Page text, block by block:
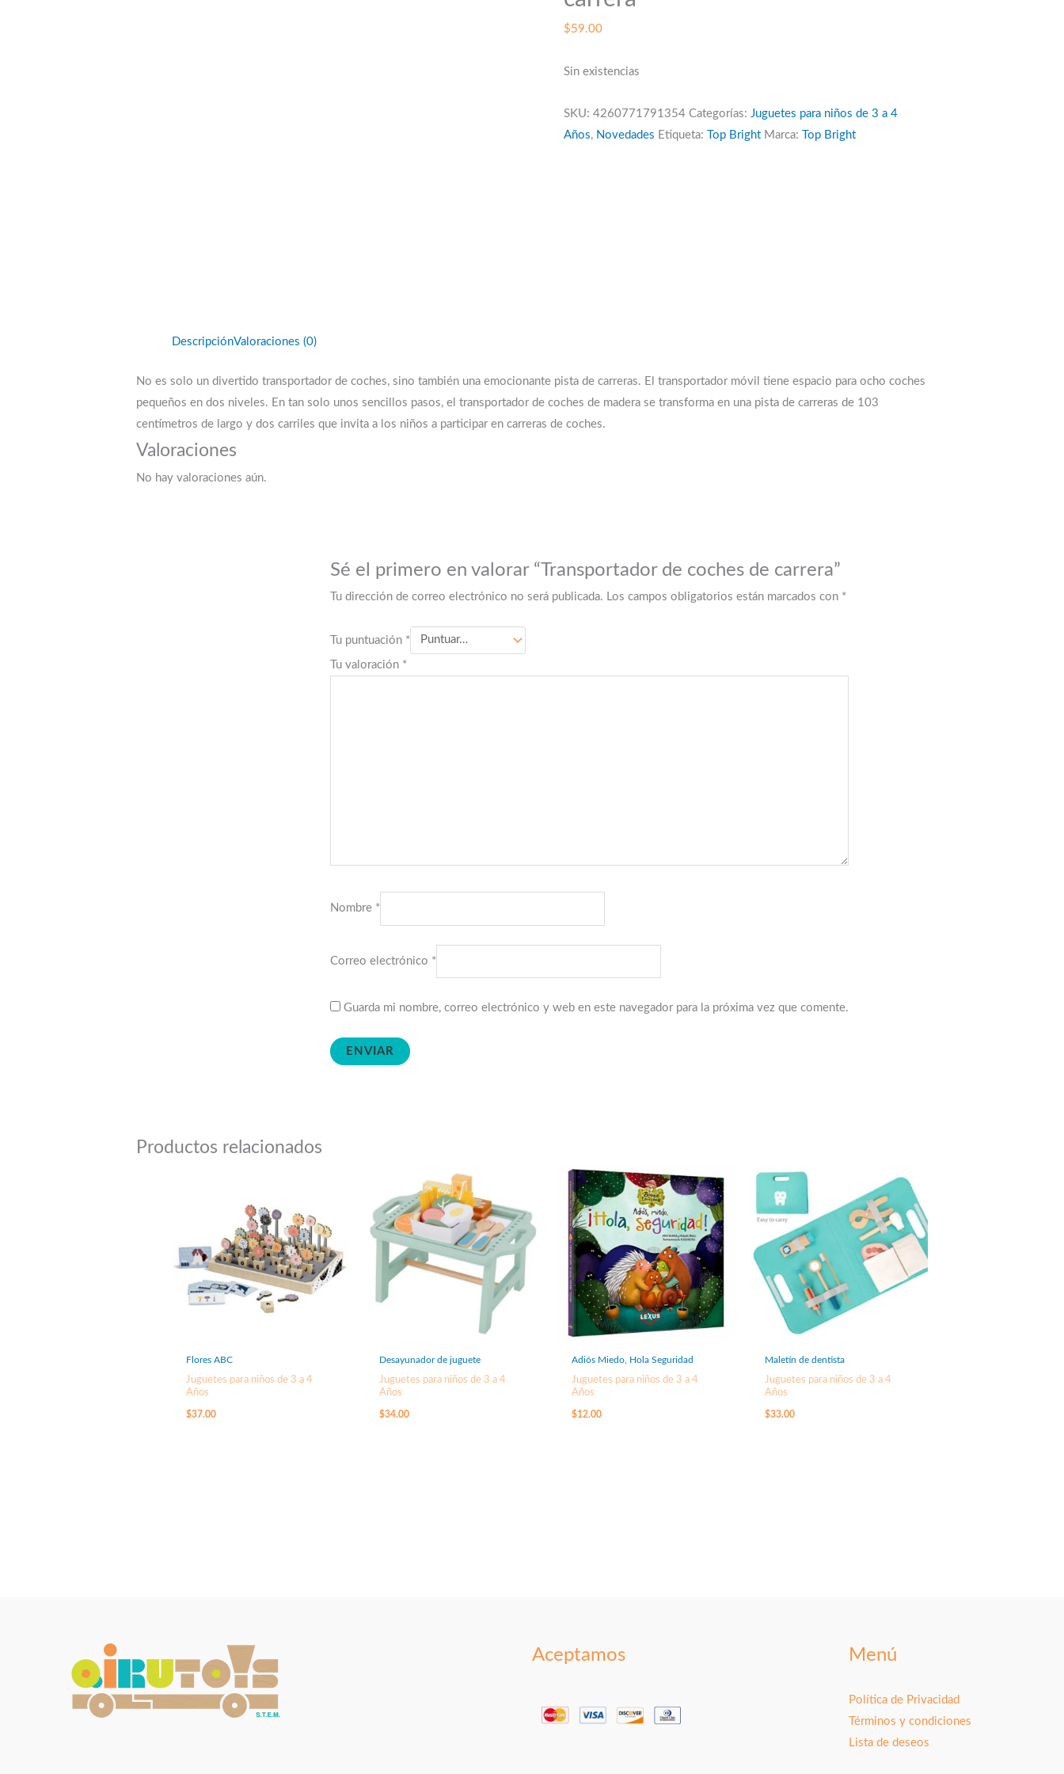
$59.00
Sin existencias
SKU: 4260771791354 Categorías: Juguetes para niños de 3 a 4
Años, Novedades Etiqueta: Top Bright Marca: Top Bright
DescripciónValoraciones (0)
No es solo un divertido transportador de coches, sino también una emocionante pista de carreras. El transportador móvil tiene espacio para ocho coches
pequeños en dos niveles. En tan solo unos sencillos pasos, el transportador de coches de madera se transforma en una pista de carreras de 103
centímetros de largo y dos carriles que invita a los niños a participar en carreras de coches.
Valoraciones
No hay valoraciones aún.
Sé el primero en valorar “Transportador de coches de carrera”
Tu dirección de correo electrónico no será publicada. Los campos obligatorios están marcados con *
Tu puntuación *
Tu valoración *
Nombre *
Correo electrónico *
Guarda mi nombre, correo electrónico y web en este navegador para la próxima vez que comente.
Productos relacionados
Flores ABC
Juguetes para niños de 3 a 4
Años
$37.00
Desayunador de juguete
Juguetes para niños de 3 a 4
Años
$34.00
Adiós Miedo, Hola Seguridad
Juguetes para niños de 3 a 4
Años
$12.00
Maletín de dentista
Juguetes para niños de 3 a 4
Años
$33.00
Aceptamos Menú
Política de Privacidad
Términos y condiciones
Lista de deseos